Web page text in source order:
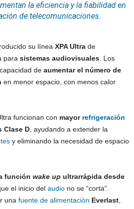
la eficiencia y la fiabilidad en
de telecomunicaciones.
su línea XPA Ultra de
para sistemas audiovisuales . Los
de aumentar el número de
en menor espacio, con menos calor
funcionan con mayor refrigeración
Clase D , ayudando a extender la
y eliminando la necesidad de espacio
función wake up ultrarrápida desde
el inicio del audio no se “corta”.
una fuente de alimentación Everlast